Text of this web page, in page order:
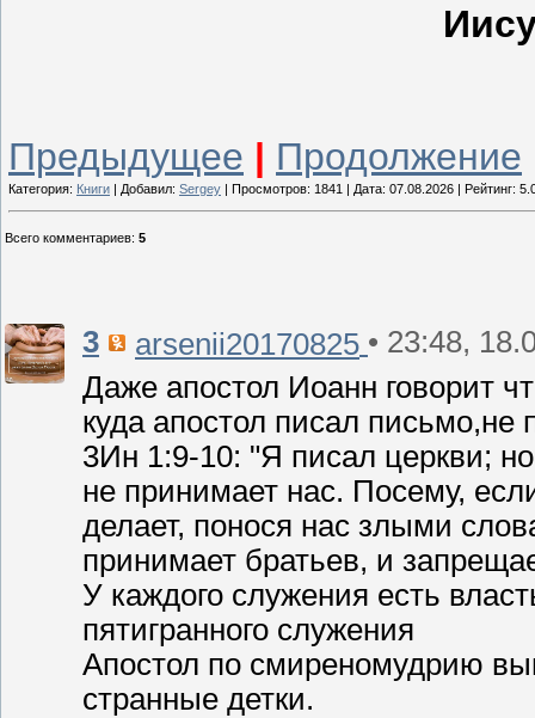
Предыдущее | Продолжение
Категория: Книги | Добавил: Sergey | Просмотров: 1841 | Дата: 07.08.2026 | Рейтинг:
Всего комментариев: 5
3 arsenii20170825 • 23:48,
Даже апостол Иоанн говорит
куда апостол писал письмо,не
3Ин 1:9-10: "Я писал церкви;
не принимает нас. Посему,
делает, понося нас злыми
принимает братьев, и
У каждого служения есть
пятигранного служения
Апостол по смиреномудрию
странные детки.